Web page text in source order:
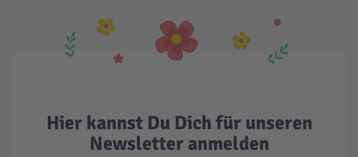
Hier kannst Du Dich für unseren
Newsletter anmelden